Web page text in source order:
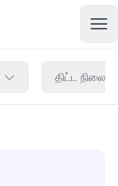
திட்ட நிலை